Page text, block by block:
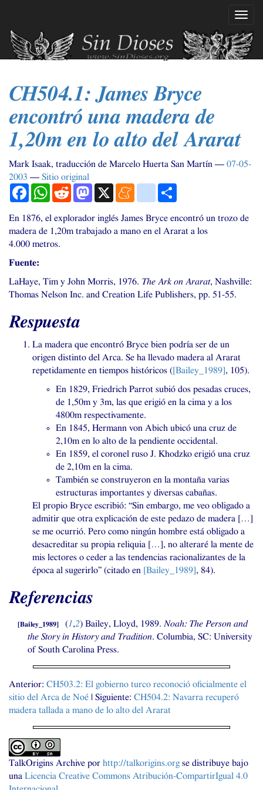
contenido
principal
CH504.1: James Bryce
encontró una madera de
1,20m en lo alto del Ararat
Mark Isaak, traducción de Marcelo Huerta San Martín
07-05-
2003
Sitio original
FacebookWhatsApp
RedditMastodon
X Meneameblogger_post
En 1876, el explorador inglés James Bryce encontró un trozo de
madera de 1,20m trabajado a mano en el Ararat a los
4.000 metros.
Fuente:
LaHaye, Tim y John Morris, 1976. The Ark on Ararat, Nashville:
Thomas Nelson Inc. and Creation Life Publishers, pp. 51-55.
Respuesta
La madera que encontró Bryce bien podría ser de un
origen distinto del Arca. Se ha llevado madera al Ararat
repetidamente en tiempos históricos ([Bailey_1989], 105).
En 1829, Friedrich Parrot subió dos pesadas cruces,
de 1,50m y 3m, las que erigió en la cima y a los
4800m respectivamente.
En 1845, Hermann von Abich ubicó una cruz de
2,10m en lo alto de la pendiente occidental.
En 1859, el coronel ruso J. Khodzko erigió una cruz
de 2,10m en la cima.
También se construyeron en la montaña varias
estructuras importantes y diversas cabañas.
El propio Bryce escribió: “Sin embargo, me veo obligado a
admitir que otra explicación de este pedazo de madera […]
se me ocurrió. Pero como ningún hombre está obligado a
desacreditar su propia reliquia […], no alteraré la mente de
mis lectores o ceder a las tendencias racionalizantes de la
época al sugerirlo” (citado en [Bailey_1989], 84).
Referencias
[Bailey_1989] (1,2) Bailey, Lloyd, 1989. Noah: The Person and
the Story in History and Tradition. Columbia, SC: University
of South Carolina Press.
Anterior: CH503.2: El gobierno turco reconoció oficialmente el
sitio del Arca de Noé | Siguiente: CH504.2: Navarra recuperó
madera tallada a mano de lo alto del Ararat
TalkOrigins Archive por http://talkorigins.orgse distribuye bajo
una Licencia Creative Commons Atribución-CompartirIgual 4.0